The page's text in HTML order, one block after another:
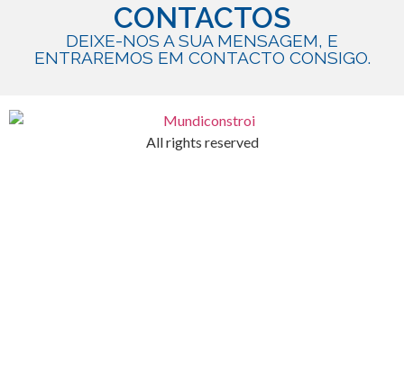
CONTACTOS
DEIXE-NOS A SUA MENSAGEM, E
ENTRAREMOS EM CONTACTO CONSIGO.
All rights reserved